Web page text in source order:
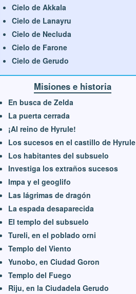
Cielo de Akkala
Cielo de Lanayru
Cielo de Necluda
Cielo de Farone
Cielo de Gerudo
Misiones e historia
En busca de Zelda
La puerta cerrada
¡Al reino de Hyrule!
Los sucesos en el castillo de Hyrule
Los habitantes del subsuelo
Investiga los extraños sucesos
Impa y el geoglifo
Las lágrimas de dragón
La espada desaparecida
El templo del subsuelo
Tureli, en el poblado orni
Templo del Viento
Yunobo, en Ciudad Goron
Templo del Fuego
Riju, en la Ciudadela Gerudo